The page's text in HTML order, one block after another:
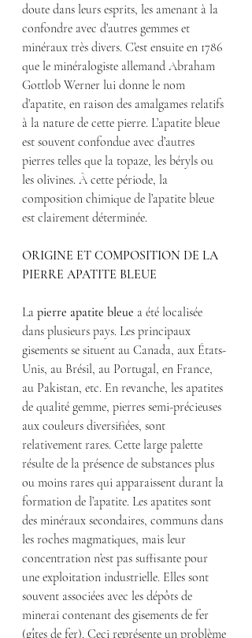
doute dans leurs esprits, les amenant à la
confondre avec d’autres gemmes et
minéraux très divers. C’est ensuite en 1786
que le minéralogiste allemand Abraham
Gottlob Werner lui donne le nom
d’apatite, en raison des amalgames relatifs
à la nature de cette pierre. L’apatite bleue
est souvent confondue avec d’autres
pierres telles que la topaze, les béryls ou
les olivines. À cette période, la
composition chimique de l’apatite bleue
est clairement déterminée.
ORIGINE ET COMPOSITION DE LA
PIERRE APATITE BLEUE
La pierre apatite bleue a été localisée
dans plusieurs pays. Les principaux
gisements se situent au Canada, aux États-
Unis, au Brésil, au Portugal, en France,
au Pakistan, etc. En revanche, les apatites
de qualité gemme, pierres semi-précieuses
aux couleurs diversifiées, sont
relativement rares. Cette large palette
résulte de la présence de substances plus
ou moins rares qui apparaissent durant la
formation de l’apatite. Les apatites sont
des minéraux secondaires, communs dans
les roches magmatiques, mais leur
concentration n’est pas suffisante pour
une exploitation industrielle. Elles sont
souvent associées avec les dépôts de
minerai contenant des gisements de fer
(gîtes de fer). Ceci représente un problème